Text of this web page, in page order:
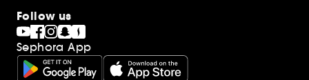
Follow us
Sephora App